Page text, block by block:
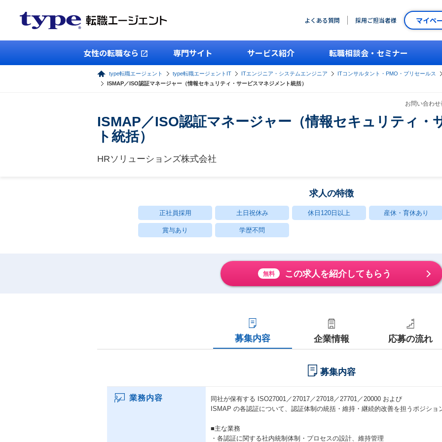
よくある質問 採用ご担当者様 マイペ
女性の転職なら 専門サイト サービス紹介 転職相談会・セミナー
type転職エージェント type転職エージェントIT ITエンジニア・システムエンジニア
ITコンサルタント・PMO・プリセールス
ISMAP／ISO認証マネージャー（情報セキュリティ・サービスマネジメント統括）
お問い合わ
ISMAP／ISO認証マネージャー（情報セキュリティ・
ト統括）
HRソリューションズ株式会社
求人の特徴
正社員採用 土日祝休み 休日120日以上 産休・育休あり
賞与あり 学歴不問
無料 この求人を紹介してもらう
募集内容 企業情報 応募の流れ
募集内容
業務内容
同社が保有する ISO27001／27017／27018／27701／20000 および
ISMAP の各認証について、認証体制の統括・維持・継続的改善を担うポジショ
■主な業務
・各認証に関する社内統制体制・プロセスの設計、維持管理